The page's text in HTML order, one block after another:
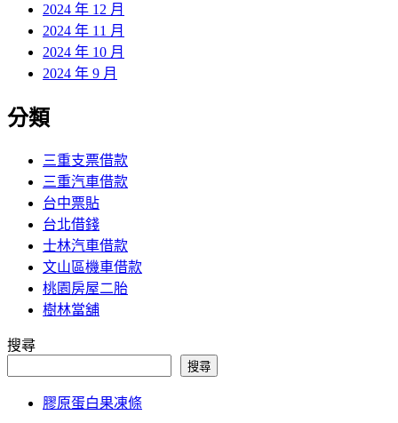
2024 年 12 月
2024 年 11 月
2024 年 10 月
2024 年 9 月
分類
三重支票借款
三重汽車借款
台中票貼
台北借錢
士林汽車借款
文山區機車借款
桃園房屋二胎
樹林當舖
搜尋
搜尋
膠原蛋白果凍條